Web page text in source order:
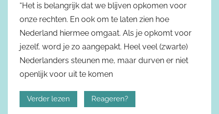
“Het is belangrijk dat we blijven opkomen voor
onze rechten. En ook om te laten zien hoe
Nederland hiermee omgaat. Als je opkomt voor
jezelf, word je zo aangepakt. Heel veel (zwarte)
Nederlanders steunen me, maar durven er niet
openlijk voor uit te komen
Verder lezen Reageren?